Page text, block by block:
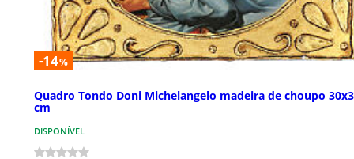
-14%
Quadro Tondo Doni Michelangelo madeira de choupo
cm
DISPONÍVEL